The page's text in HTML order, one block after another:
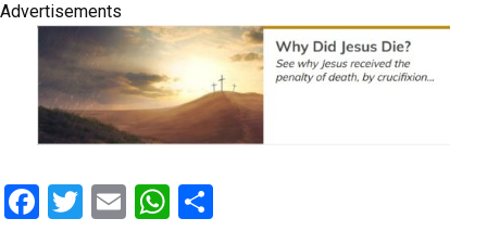
Advertisements
F
T
E
W